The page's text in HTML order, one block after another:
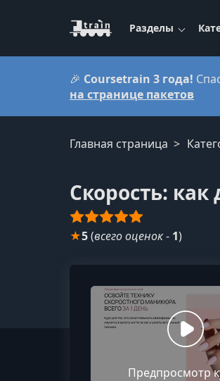
Разделы
🎉 Coursetrain 3 года!
на странице пакетов
Главная страница
Скорость: как
★5(всего оценок- 1)
Предпросмотр